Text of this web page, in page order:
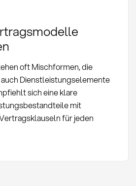
oft Mischformen, die
Dienstleistungselemente
sich eine klare
mit
für jeden